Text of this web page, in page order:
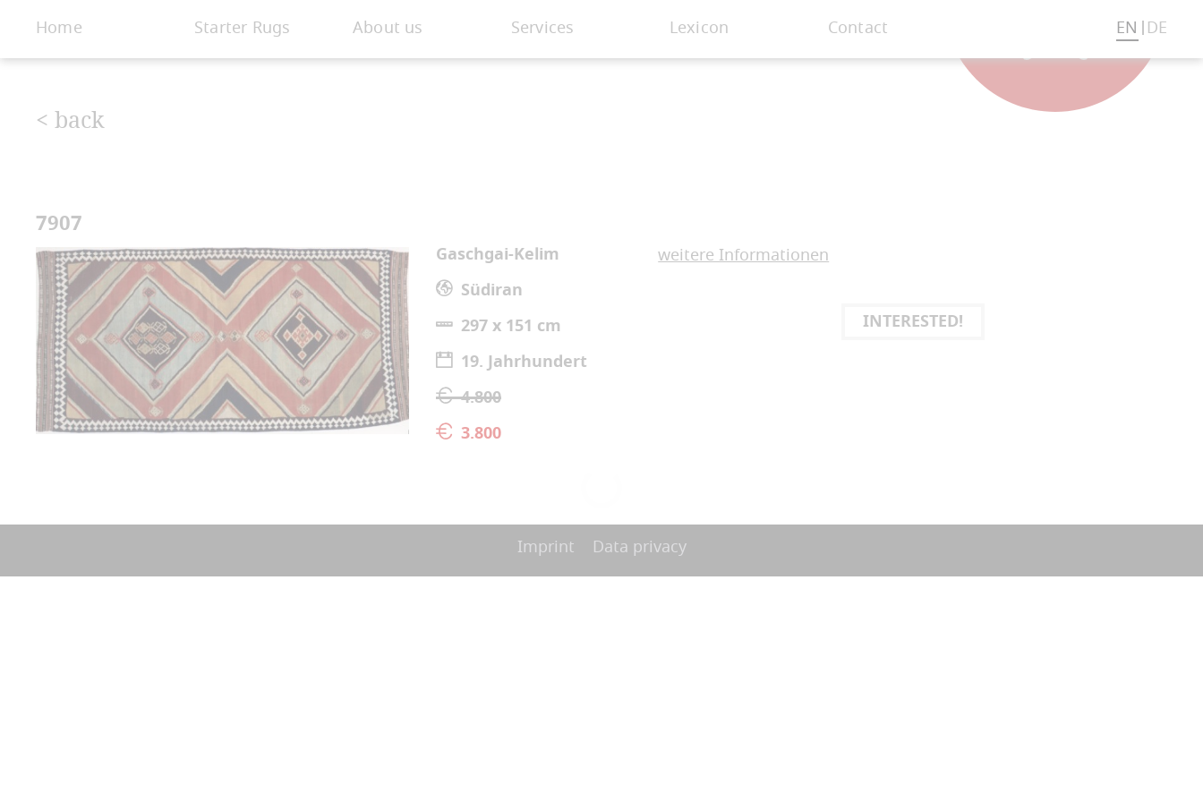
Home Starter Rugs About us Services Lexicon Contact EN DE
< back
7907
Gaschgai-Kelim
Südiran
297 x 151 cm
19. Jahrhundert
4.800
3.800
weitere Informationen
INTERESTED!
Imprint Data privacy